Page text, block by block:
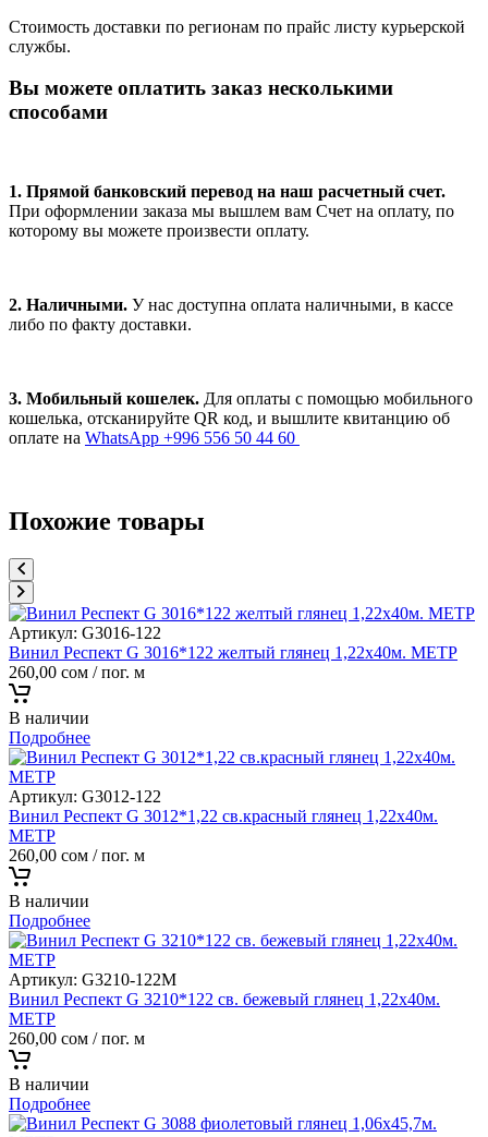
Стоимость доставки по регионам по прайс листу курьерской
службы.
Вы можете оплатить заказ несколькими
способами
1. Прямой банковский перевод на наш расчетный счет.
При оформлении заказа мы вышлем вам Счет на оплату, по
которому вы можете произвести оплату.
2. Наличными. У нас доступна оплата наличными, в кассе
либо по факту доставки.
3. Мобильный кошелек. Для оплаты с помощью мобильного
кошелька, отсканируйте QR код, и вышлите квитанцию об
оплате на WhatsApp +996 556 50 44 60
Похожие товары
Артикул: G3016-122
Винил Респект G 3016*122 желтый глянец 1,22х40м. МЕТР
260,00 сом / пог. м
В наличии
Подробнее
Артикул: G3012-122
Винил Респект G 3012*1,22 св.красный глянец 1,22х40м.
МЕТР
260,00 сом / пог. м
В наличии
Подробнее
Артикул: G3210-122M
Винил Респект G 3210*122 св. бежевый глянец 1,22х40м.
МЕТР
260,00 сом / пог. м
В наличии
Подробнее